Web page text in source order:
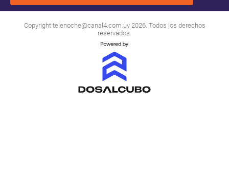
Copyright telenoche@canal4.com.uy2026. Todos los derechos
reservados.